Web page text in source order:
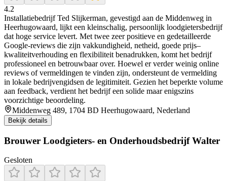
4.2
Installatiebedrijf Ted Slijkerman, gevestigd aan de Middenweg in
Heerhugowaard, lijkt een kleinschalig, persoonlijk loodgietersbedrijf
dat hoge service levert. Met twee zeer positieve en gedetailleerde
Google‑reviews die zijn vakkundigheid, netheid, goede prijs–
kwaliteitverhouding en flexibiliteit benadrukken, komt het bedrijf
professioneel en betrouwbaar over. Hoewel er verder weinig online
reviews of vermeldingen te vinden zijn, ondersteunt de vermelding
in lokale bedrijvengidsen de legitimiteit. Gezien het beperkte volume
aan feedback, verdient het bedrijf een solide maar enigszins
voorzichtige beoordeling.
Middenweg 489, 1704 BD Heerhugowaard, Nederland
Bekijk details
Brouwer Loodgieters- en Onderhoudsbedrijf Walter
Gesloten